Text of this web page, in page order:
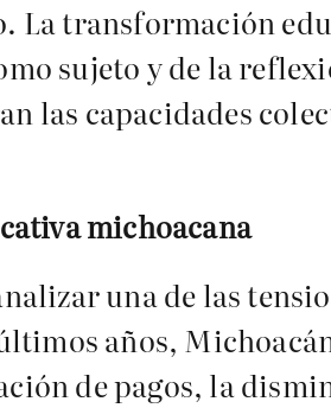
transformación
sujeto y de la
las capacidades
michoacana
una de las
años,
de pagos, la